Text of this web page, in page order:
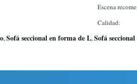
Escena
Calidad:
,Sofá seccional en forma de L,Sofá